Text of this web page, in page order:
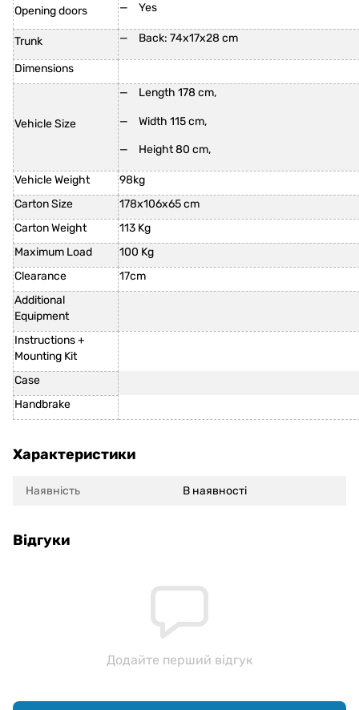
Opening doors Yes
Trunk Back: 74x17x28 cm
Dimensions
Vehicle Size
Length 178 cm,
Width 115 cm,
Height 80 cm,
Vehicle Weight
98kg
Carton Size
178x106x65 cm
Carton Weight
113 Kg
Maximum Load
100 Kg
Clearance
17cm
Additional
Equipment
Instructions +
Mounting Kit
Case
Handbrake
Характеристики
Наявність В наявності
Відгуки
Додайте перший відгук